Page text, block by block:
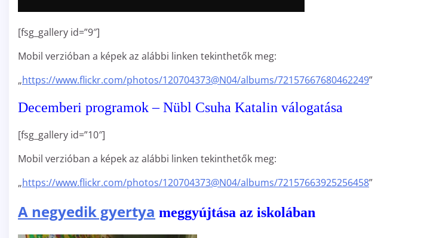
[fsg_gallery id=”9″]
Mobil verzióban a képek az alábbi linken tekinthetők meg:
„https://www.flickr.com/photos/120704373@N04/albums/72157667680462249”
Decemberi programok – Nübl Csuha Katalin válogatása
[fsg_gallery id=”10″]
Mobil verzióban a képek az alábbi linken tekinthetők meg:
„https://www.flickr.com/photos/120704373@N04/albums/72157663925256458”
A negyedik gyertya meggyújtása az iskolában